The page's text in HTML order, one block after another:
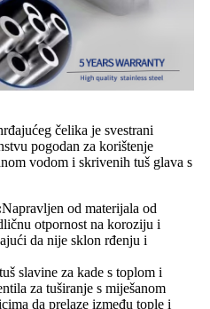
čelika je svestrani
pogodan za korištenje
vodom i skrivenih tuš glava s
Napravljen od materijala od
otpornost na koroziju i
da nije sklon rđenju i
slavine za kade s toplom i
za tuširanje s miješanom
da prelaze između tople i